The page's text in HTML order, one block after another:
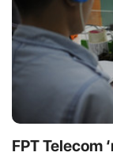
FPT Telecom